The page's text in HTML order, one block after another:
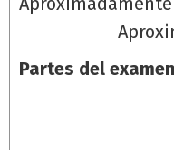
Partes del